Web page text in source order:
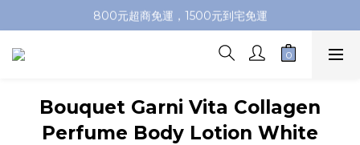
加入會員即送100元購物金，推薦好友，再送購物金
800元超商免運，1500元到宅免運
加入會員即送100元購物金，推薦好友，再送購物金
Bouquet Garni Vita Collagen
Perfume Body Lotion White